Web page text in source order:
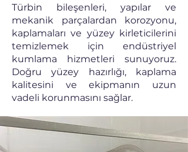
Türbin bileşenleri, yapılar ve
mekanik parçalardan korozyonu,
kaplamaları ve yüzey kirleticilerini
temizlemek için endüstriyel
kumlama hizmetleri sunuyoruz.
Doğru yüzey hazırlığı, kaplama
kalitesini ve ekipmanın uzun
vadeli korunmasını sağlar.